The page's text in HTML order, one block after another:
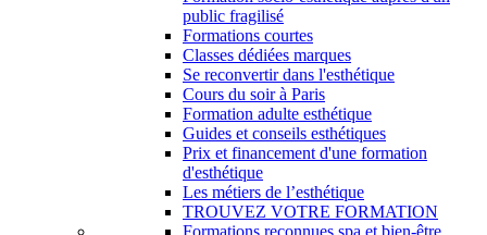
public fragilisé
Formations courtes
Classes dédiées marques
Se reconvertir dans l'esthétique
Cours du soir à Paris
Formation adulte esthétique
Guides et conseils esthétiques
Prix et financement d'une formation
d'esthétique
Les métiers de l’esthétique
TROUVEZ VOTRE FORMATION